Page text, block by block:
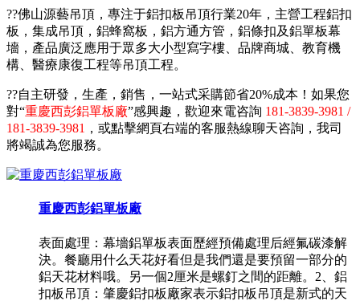
??佛山源藝吊頂，專注于鋁扣板吊頂行業20年，主營工程鋁扣
板，集成吊頂，鋁蜂窩板，鋁方通方管，鋁條扣及鋁單板幕
墻，產品廣泛應用于眾多大小型寫字樓、品牌商城、教育機
構、醫療康復工程等吊頂工程。
??自主研發，生產，銷售，一站式采購節省20%成本！如果您
對“重慶西彭鋁單板廠”感興趣，歡迎來電咨詢 181-3839-3981 /
181-3839-3981 ，或點擊網頁右端的客服熱線聊天咨詢，我司
將竭誠為您服務。
重慶西彭鋁單板廠
表面處理：幕墻鋁單板表面歷經預備處理后經氟碳漆解
決。餐廳用什么天花好看但是我們還是要預留一部分的
鋁天花材料哦。另一個2厘米是螺釘之間的距離。2、鋁
扣板吊頂：肇慶鋁扣板廠家表示鋁扣板吊頂是新式的天